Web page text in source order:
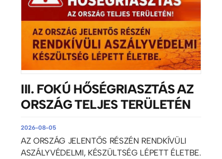
III. FOKÚ HŐSÉGRIASZTÁS AZ
ORSZÁG TELJES TERÜLETÉN
2026-08-05
AZ ORSZÁG JELENTŐS RÉSZÉN RENDKÍVÜLI
ASZÁLYVÉDELMI, KÉSZÜLTSÉG LÉPETT ÉLETBE.